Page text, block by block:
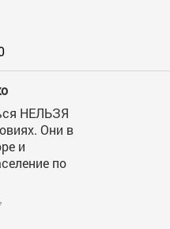
НЕЛЬЗЯ
Они в
и
по